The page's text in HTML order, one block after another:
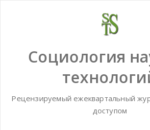
Социология
Рецензируемый ежеквартальный
доступом